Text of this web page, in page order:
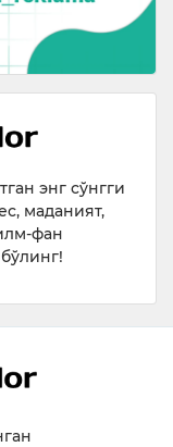
энг сўнгги
маданият,
фан